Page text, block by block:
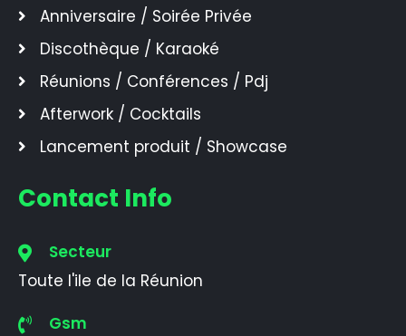
Anniversaire / Soirée Privée
Discothèque / Karaoké
Réunions / Conférences / Pdj
Afterwork / Cocktails
Lancement produit / Showcase
Contact Info
Secteur
Toute l'ile de la Réunion
Gsm